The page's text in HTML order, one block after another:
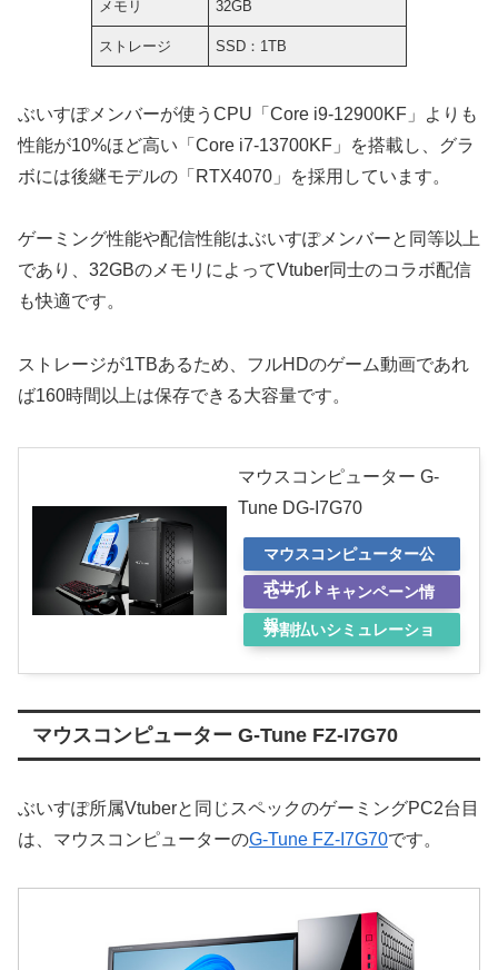
メモリ 32GB
ストレージ SSD：1TB
ぶいすぽメンバーが使うCPU「Core i9-12900KF」よりも
性能が10%ほど高い「Core i7-13700KF」を搭載し、グラ
ボには後継モデルの「RTX4070」を採用しています。
ゲーミング性能や配信性能はぶいすぽメンバーと同等以上
であり、32GBのメモリによってVtuber同士のコラボ配信
も快適です。
ストレージが1TBあるため、フルHDのゲーム動画であれ
ば160時間以上は保存できる大容量です。
マウスコンピューター G-
Tune DG-I7G70
マウスコンピューター公
式サイト
セール・キャンペーン情
報
分割払いシミュレーショ
マウスコンピューター G-Tune FZ-I7G70
ぶいすぽ所属Vtuberと同じスペックのゲーミングPC2台目
は、マウスコンピューターのG-Tune FZ-I7G70です。